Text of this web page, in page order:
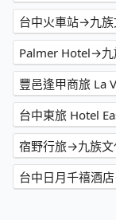
台中火車站→九族
Palmer Hotel→九
豐邑逢甲商旅 La
台中東旅 Hotel
宿野行旅→九族文
台中日月千禧酒